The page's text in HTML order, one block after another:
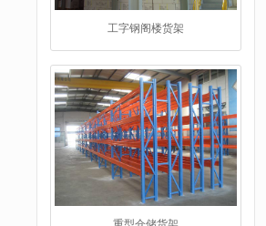
重型仓储货架